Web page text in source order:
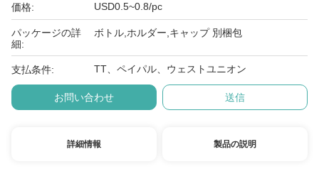
価格: USD0.5~0.8/pc
パッケージの詳
細:
ボトル,ホルダー,キャップ 別梱包
支払条件: TT、ペイパル、ウェストユニオン
お問い合わせ 送信
詳細情報 製品の説明